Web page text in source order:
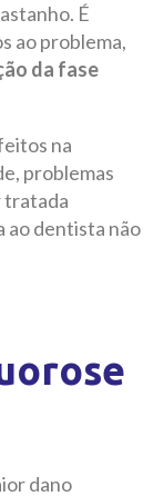
É
ao problema,
da fase
na
problemas
tratada
ao dentista não
dano